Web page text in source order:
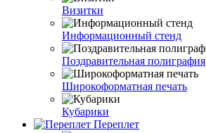
Визитки
Информационный стенд
Поздравительная полиграфия
Широкоформатная печать
Кубарики
Переплет